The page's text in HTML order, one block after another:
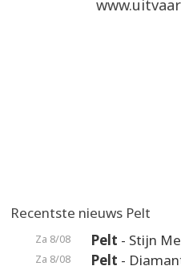
Recentste nieuws Pelt
Za 8/08 Pelt - Stijn
Za 8/08 Pelt -